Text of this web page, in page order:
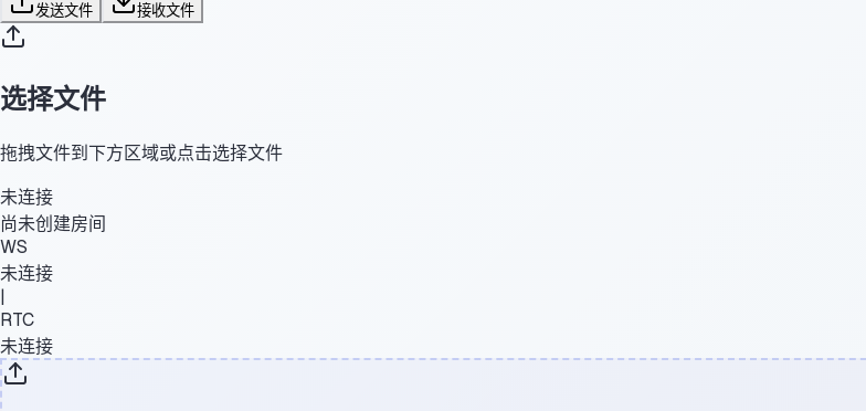
发送文件 接收文件
选择文件
拖拽文件到下方区域或点击选择文件
未连接
尚未创建房间
WS
未连接
|
RTC
未连接